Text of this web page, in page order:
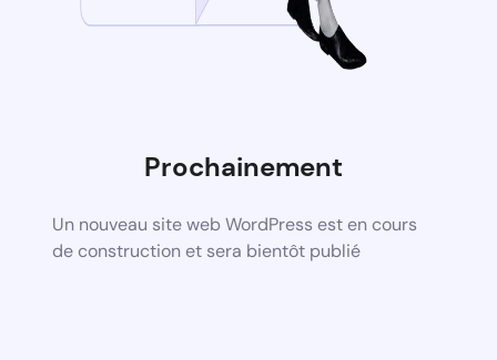
Prochainement
Un nouveau site web WordPress est en cours
de construction et sera bientôt publié